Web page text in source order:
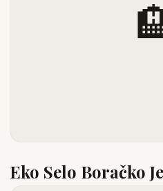
Eko Selo Boračko